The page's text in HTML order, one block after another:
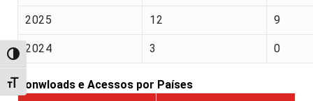
Alternar alto contraste
Alternar tamanho da fonte
2025 12 9
2024 3 0
Donwloads e Acessos por Países